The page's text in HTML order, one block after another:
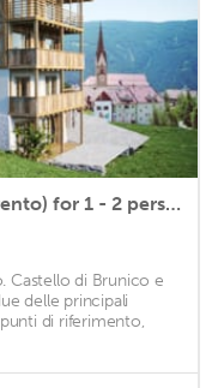
Holiday apartment Terenten (Terento) for 1 - 2 persons with 1 bedroom - Holiday apartment in one or
Castello di Brunico e
delle principali
di riferimento,